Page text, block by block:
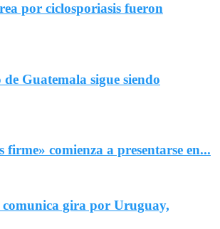
por ciclosporiasis fueron
Guatemala sigue siendo
firme» comienza a presentarse en...
gira por Uruguay,